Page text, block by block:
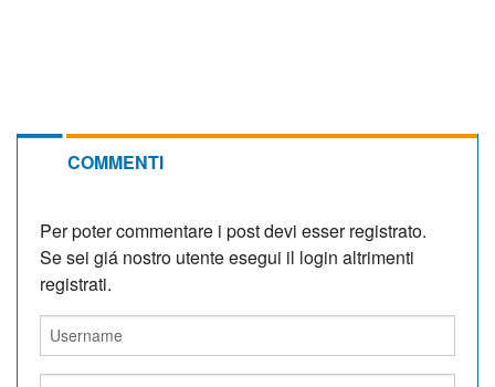
COMMENTI
Per poter commentare i post devi esser registrato.
Se sei giá nostro utente esegui il login altrimenti
registrati.